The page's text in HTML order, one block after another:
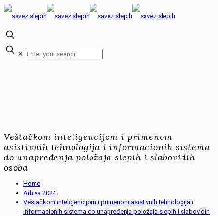
✕
Veštačkom inteligencijom i primenom
asistivnih tehnologija i informacionih sistema
do unapređenja položaja slepih i slabovidih
osoba
Home
Arhiva 2024
Veštačkom inteligencijom i primenom asistivnih tehnologija i
informacionih sistema do unapređenja položaja slepih i slabovidih